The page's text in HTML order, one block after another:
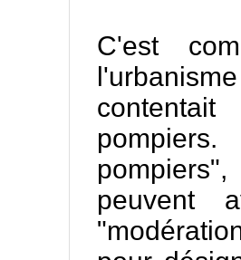
C'est
peuvent